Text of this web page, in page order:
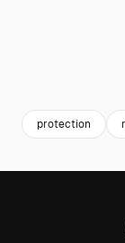
protection